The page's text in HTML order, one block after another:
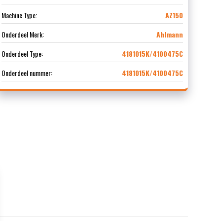
Machine Type:
AZ150
Onderdeel Merk:
Ahlmann
Onderdeel Type:
4181015K/4100475C
Onderdeel nummer:
4181015K/4100475C